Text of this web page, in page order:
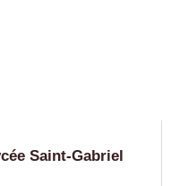
Saint-Gabriel